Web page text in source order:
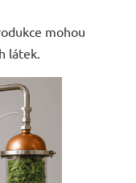
mohou
látek.